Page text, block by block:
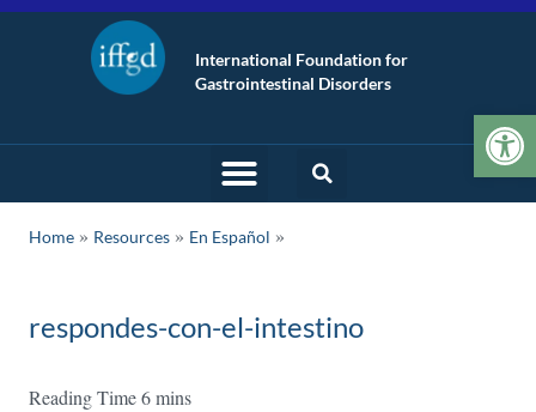
International Foundation for
Gastrointestinal Disorders
Home » Resources » En Español
respondes-con-el-intestino